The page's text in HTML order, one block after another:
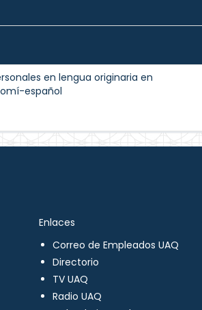
en lengua originaria en
español
Enlaces
Correo de Empleados UAQ
Directorio
TV UAQ
Radio UAQ